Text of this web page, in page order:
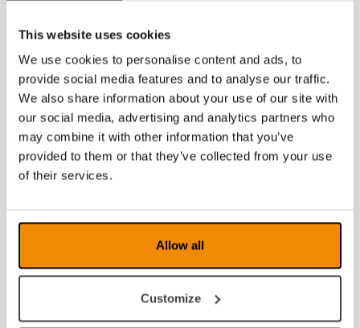
This website uses cookies
We use cookies to personalise content and ads, to
provide social media features and to analyse our traffic.
We also share information about your use of our site with
our social media, advertising and analytics partners who
may combine it with other information that you’ve
provided to them or that they’ve collected from your use
of their services.
Allow all
Customize